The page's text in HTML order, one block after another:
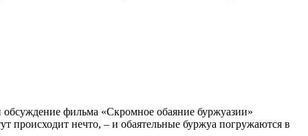
фильма «Скромное обаяние буржуазии»
происходит нечто, – и обаятельные буржуа погружаются в